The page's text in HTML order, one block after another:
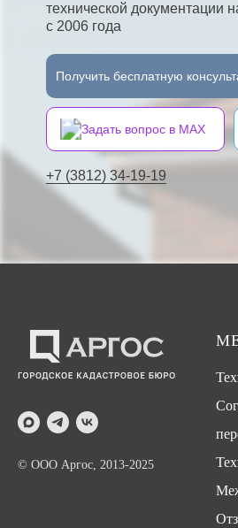
технической документации
с 2006 года
Получить бесплатную
+7 (3812) 34-19-19
Задать вопрос в MAX
© ООО Аргос, 2013-2025